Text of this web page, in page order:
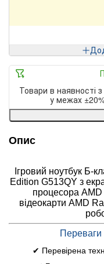
Товари в наявності
у межах
Опис
Ігровий ноутбук Б-
Edition G513QY з
процесора AMD
відеокарти AMD
Переваги
✔ Перевірена